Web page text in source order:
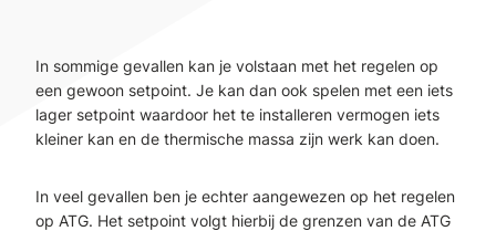
In sommige gevallen kan je volstaan met het regelen op
een gewoon setpoint. Je kan dan ook spelen met een iets
lager setpoint waardoor het te installeren vermogen iets
kleiner kan en de thermische massa zijn werk kan doen.
In veel gevallen ben je echter aangewezen op het regelen
op ATG. Het setpoint volgt hierbij de grenzen van de ATG